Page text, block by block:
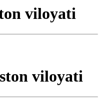
viloyati
viloyati